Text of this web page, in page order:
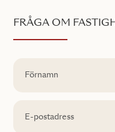
FRÅGA OM